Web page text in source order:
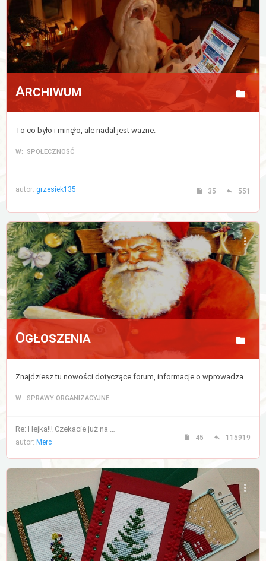
Archiwum
To co było i minęło, ale nadal jest ważne.
W: SPOŁECZNOŚĆ
autor: grzesiek135 35 551
Ogłoszenia
Znajdziesz tu nowości dotyczące forum, informacje o wprowadzanych zmianach, a także regulamin forum.
W: SPRAWY ORGANIZACYJNE
Re: Hejka!!! Czekacie już na …
autor: Merc
45 115919